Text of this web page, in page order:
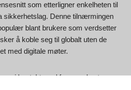
som etterligner enkelheten til
sikkerhetslag. Denne tilnærmingen
blant brukere som verdsetter
å koble seg til globalt uten de
med digitale møter.
i kontakt med fremmede utover